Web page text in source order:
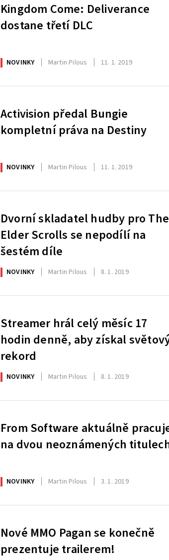
Kingdom Come: Deliverance
dostane třetí DLC
NOVINKY Martin Pilous 11. 1. 2019
Activision předal Bungie
kompletní práva na Destiny
NOVINKY Martin Pilous 11. 1. 2019
Dvorní skladatel hudby pro The
Elder Scrolls se nepodílí na
šestém díle
NOVINKY Martin Pilous 8. 1. 2019
Streamer hrál celý měsíc 17
hodin denně, aby získal
rekord
NOVINKY Martin Pilous 8. 1. 2019
From Software aktuálně
na dvou neoznámených
NOVINKY Martin Pilous 3. 1. 2019
Nové MMO Pagan se konečně
prezentuje trailerem!